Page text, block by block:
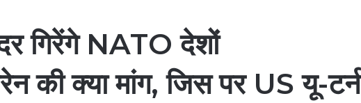
गिरेंगे NATO देशों
की क्या मांग, जिस पर US यू-टर्न